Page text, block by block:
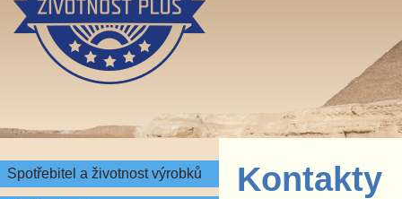
Spotřebitel a životnost výrobků Kontakty